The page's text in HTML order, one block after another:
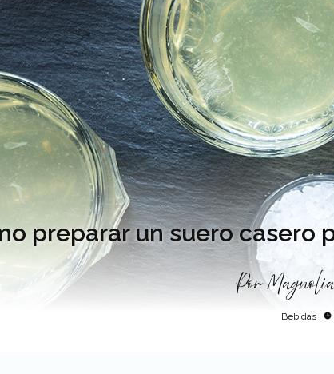
preparar un suero casero
Por
Bebidas